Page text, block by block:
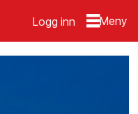
Logg inn